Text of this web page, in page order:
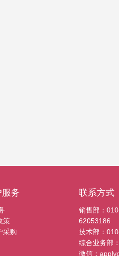
务
策
采购
联系方式
销售部：
62053186
技术部：
综合业务部
微信：